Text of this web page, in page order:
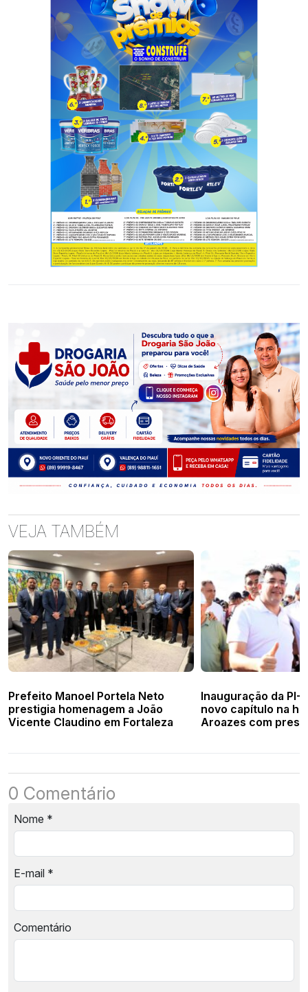
VEJA TAMBÉM
Prefeito Manoel Portela Neto
prestigia homenagem a João
Vicente Claudino em Fortaleza
Inauguração da PI-
novo capítulo na
Aroazes com
0 Comentário
Nome *
E-mail *
Comentário